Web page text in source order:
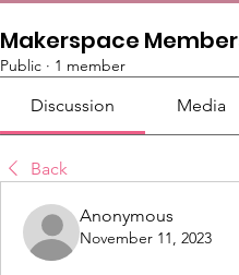
Makerspace
Public · 1 member
Discussion Media
Back
Anonymous
November 11, 2023